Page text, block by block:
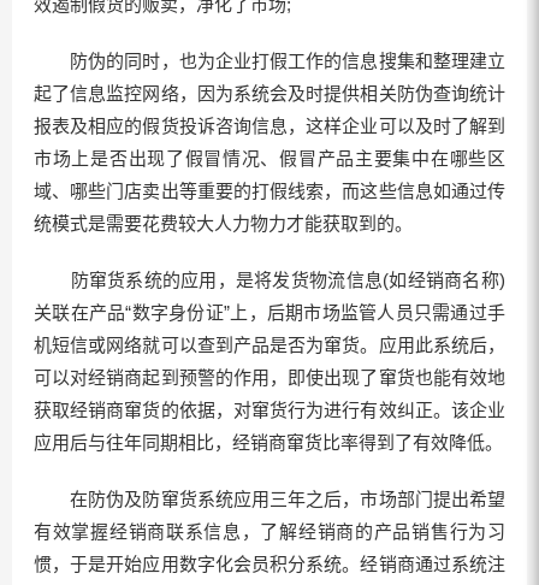
效遏制假货的贩卖，净化了市场;
防伪的同时，也为企业打假工作的信息搜集和整理建立
起了信息监控网络，因为系统会及时提供相关防伪查询统计
报表及相应的假货投诉咨询信息，这样企业可以及时了解到
市场上是否出现了假冒情况、假冒产品主要集中在哪些区
域、哪些门店卖出等重要的打假线索，而这些信息如通过传
统模式是需要花费较大人力物力才能获取到的。
防窜货系统的应用，是将发货物流信息(如经销商名称)
关联在产品“数字身份证”上，后期市场监管人员只需通过手
机短信或网络就可以查到产品是否为窜货。应用此系统后，
可以对经销商起到预警的作用，即使出现了窜货也能有效地
获取经销商窜货的依据，对窜货行为进行有效纠正。该企业
应用后与往年同期相比，经销商窜货比率得到了有效降低。
在防伪及防窜货系统应用三年之后，市场部门提出希望
有效掌握经销商联系信息，了解经销商的产品销售行为习
惯，于是开始应用数字化会员积分系统。经销商通过系统注